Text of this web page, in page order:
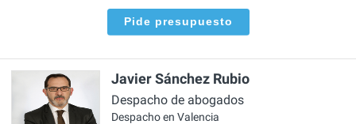
Pide presupuesto
Javier Sánchez Rubio
Despacho de abogados
Despacho en Valencia